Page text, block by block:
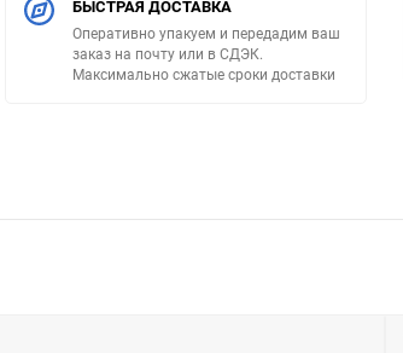
БЫСТРАЯ ДОСТАВКА
Оперативно упакуем и передадим ваш
заказ на почту или в СДЭК.
Максимально сжатые сроки доставки